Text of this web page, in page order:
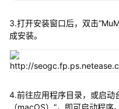
3.打开安装窗口后，双击
成安装。
4.前往应用程序目录，或启动
（macOS）”，即可启动程序。